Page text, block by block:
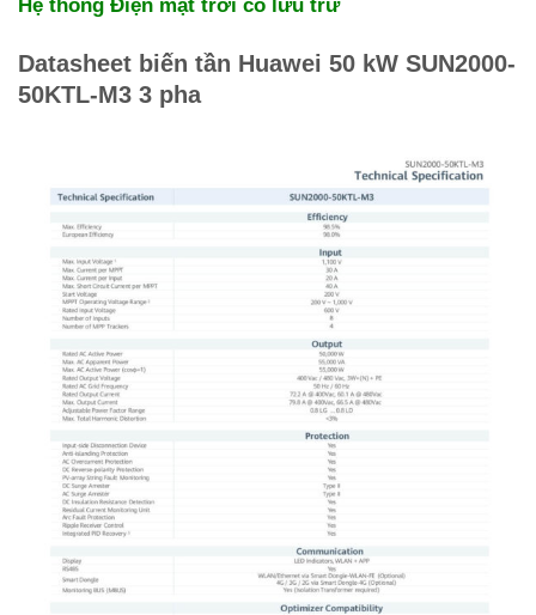
Hệ thống Điện mặt trời có lưu trữ
Datasheet biến tần Huawei 50 kW SUN2000-
50KTL-M3 3 pha